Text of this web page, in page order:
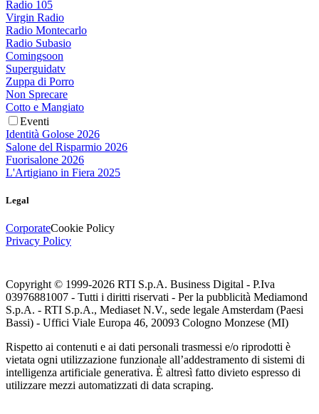
Radio 105
Virgin Radio
Radio Montecarlo
Radio Subasio
Comingsoon
Superguidatv
Zuppa di Porro
Non Sprecare
Cotto e Mangiato
Eventi
Identità Golose 2026
Salone del Risparmio 2026
Fuorisalone 2026
L'Artigiano in Fiera 2025
Legal
CorporateCookie Policy
Privacy Policy
Copyright © 1999-2026 RTI S.p.A. Business Digital - P.Iva
03976881007 - Tutti i diritti riservati - Per la pubblicità Mediamond
S.p.A. - RTI S.p.A., Mediaset N.V., sede legale Amsterdam (Paesi
Bassi) - Uffici Viale Europa 46, 20093 Cologno Monzese (MI)
Rispetto ai contenuti e ai dati personali trasmessi e/o riprodotti è
vietata ogni utilizzazione funzionale all’addestramento di sistemi di
intelligenza artificiale generativa. È altresì fatto divieto espresso di
utilizzare mezzi automatizzati di data scraping.